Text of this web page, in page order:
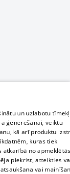
un uzlabotu
ģenerēšanai, veiktu
kā arī produktu
kuras tiek
atkarībā no
piekrist, atteikties
vai